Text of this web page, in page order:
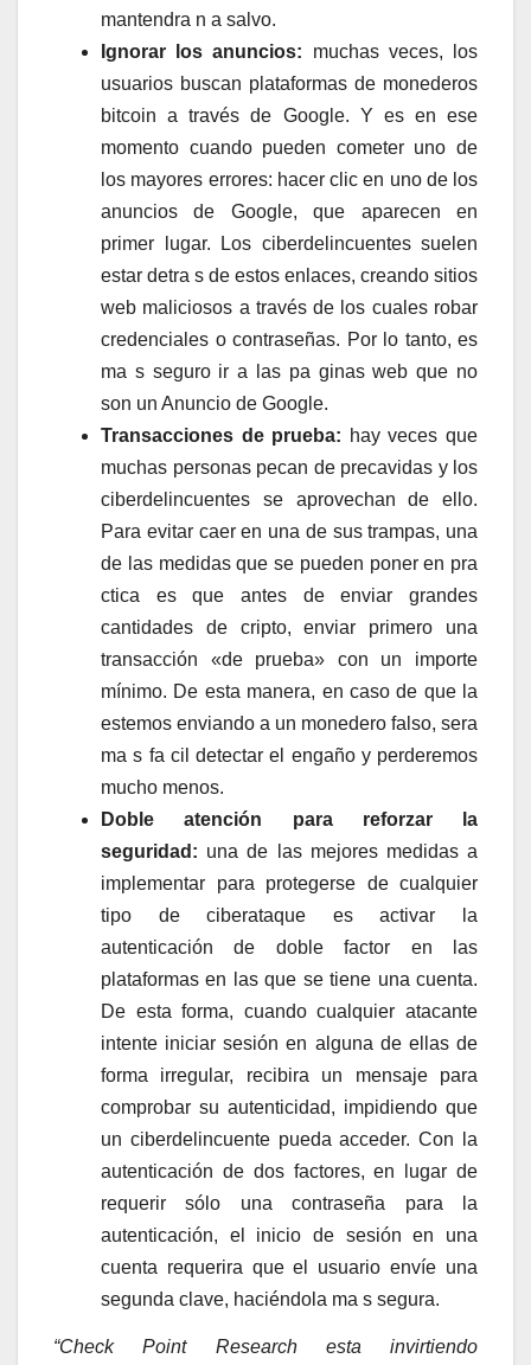
mantendra n a salvo.
Ignorar los anuncios: muchas veces, los
usuarios buscan plataformas de monederos
bitcoin a través de Google. Y es en ese
momento cuando pueden cometer uno de
los mayores errores: hacer clic en uno de los
anuncios de Google, que aparecen en
primer lugar. Los ciberdelincuentes suelen
estar detra s de estos enlaces, creando sitios
web maliciosos a través de los cuales robar
credenciales o contraseñas. Por lo tanto, es
ma s seguro ir a las pa ginas web que no
son un Anuncio de Google.
Transacciones de prueba: hay veces que
muchas personas pecan de precavidas y los
ciberdelincuentes se aprovechan de ello.
Para evitar caer en una de sus trampas, una
de las medidas que se pueden poner en pra
ctica es que antes de enviar grandes
cantidades de cripto, enviar primero una
transacción «de prueba» con un importe
mínimo. De esta manera, en caso de que la
estemos enviando a un monedero falso, sera
ma s fa cil detectar el engaño y perderemos
mucho menos.
Doble atención para reforzar la
seguridad: una de las mejores medidas a
implementar para protegerse de cualquier
tipo de ciberataque es activar la
autenticación de doble factor en las
plataformas en las que se tiene una cuenta.
De esta forma, cuando cualquier atacante
intente iniciar sesión en alguna de ellas de
forma irregular, recibira un mensaje para
comprobar su autenticidad, impidiendo que
un ciberdelincuente pueda acceder. Con la
autenticación de dos factores, en lugar de
requerir sólo una contraseña para la
autenticación, el inicio de sesión en una
cuenta requerira que el usuario envíe una
segunda clave, haciéndola ma s segura.
“Check Point Research esta invirtiendo